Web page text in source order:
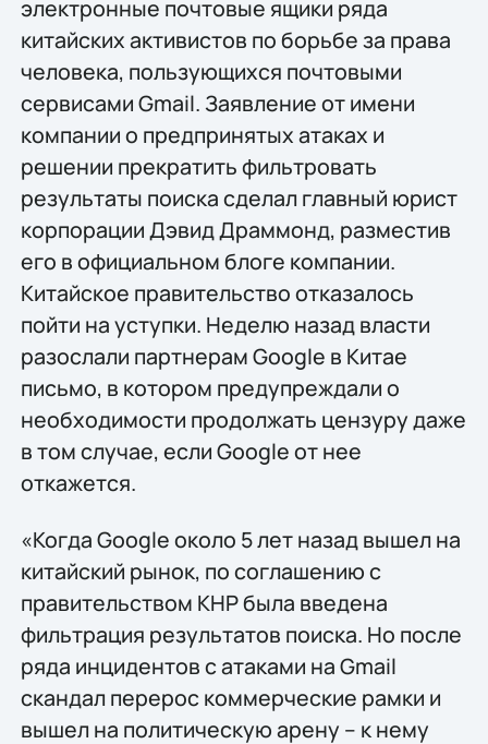
электронные почтовые ящики ряда
китайских активистов по борьбе за права
человека, пользующихся почтовыми
сервисами Gmail. Заявление от имени
компании о предпринятых атаках и
решении прекратить фильтровать
результаты поиска сделал главный юрист
корпорации Дэвид Драммонд, разместив
его в официальном блоге компании.
Китайское правительство отказалось
пойти на уступки. Неделю назад власти
разослали партнерам Google в Китае
письмо, в котором предупреждали о
необходимости продолжать цензуру даже
в том случае, если Google от нее
откажется.
«Когда Google около 5 лет назад вышел на
китайский рынок, по соглашению с
правительством КНР была введена
фильтрация результатов поиска. Но после
ряда инцидентов с атаками на Gmail
скандал перерос коммерческие рамки и
вышел на политическую арену – к нему